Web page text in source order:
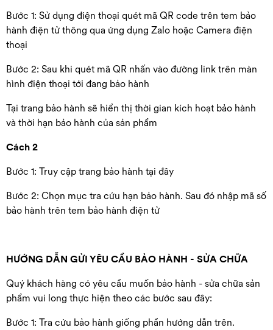
Bước 1: Sử dụng điện thoại quét mã QR code trên tem bảo
hành điện tử thông qua ứng dụng Zalo hoặc Camera điện
thoại
Bước 2: Sau khi quét mã QR nhấn vào đường link trên màn
hình điện thoại tới đang bảo hành
Tại trang bảo hành sẽ hiển thị thời gian kích hoạt bảo hành
và thời hạn bảo hành của sản phẩm
Cách 2
Bước 1: Truy cập trang bảo hành tại đây
Bước 2: Chọn mục tra cứu hạn bảo hành. Sau đó nhập mã số
bảo hành trên tem bảo hành điện tử
HƯỚNG DẪN GỬI YÊU CẦU BẢO HÀNH - SỬA CHỮA
Quý khách hàng có yêu cầu muốn bảo hành - sửa chữa sản
phẩm vui long thực hiện theo các bước sau đây:
Bước 1: Tra cứu bảo hành giống phần hướng dẫn trên.